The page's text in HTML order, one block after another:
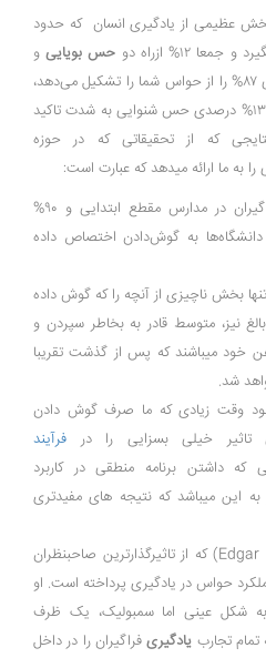
عظیمی از يادگيرى انسان که حدود
۱۲% ازراه دو حس بويايىو
چشايى شکل میگیرد که به طور کلی ۸۷% را از حواس شما را تشکيل مى‌دهد،
گرچه گاهی اوقات معلمان به کاربرد ۱۳% درصدی حس شنوايى به شدت تاکید
که از تحقیقاتی که در حوزه
به ما ارائه میدهد که عبارت است:
اصولا نزدیک به ۶۰% از وقت فراگيران در مدارس مقطع ابتدايى و ۹۰%
به گوش‌دادن اختصاص داده
بخش ناچيزى از آنچه را که گوش داده
نيز، متوسط قادر به بخاطر سپردن و
در ذهن خود میباشند که پس از گذشت تقریبا
شد.
وقت زیادی که ما صرف گوش دادن
خیلی بسزایی را در فرآیند
که داشتن برنامه منطقى در کاربرد
به این میباشد که نتیجه های مفيدترى
در اين خصوص، ادگار ديل (Edgar Dage) که از تاثیرگذارترین صاحبنظران
حواس در يادگيرى پرداخته است. او
شکل عينى اما سمبوليک، یک ظرف
تجارب يادگيرىفراگيران را در داخل